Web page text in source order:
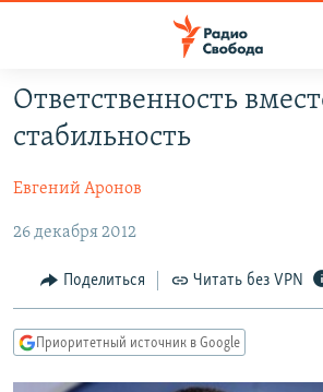
упрощенного
доступа
содержанию
Вернутся
главной
навигации
Вернутся
ПРОГРАММЫ
АВТОРСКИЕ ПРОЕКТЫ
ЦИТАТЫ СВОБОДЫ
МНЕНИЯ
КУЛЬТУРА
IDEL.РЕАЛИИ
Ответственность
стабильность
Евгений Аронов
26 декабря 2012
Поделиться Читать без VPN
Приоритетный источник в Google